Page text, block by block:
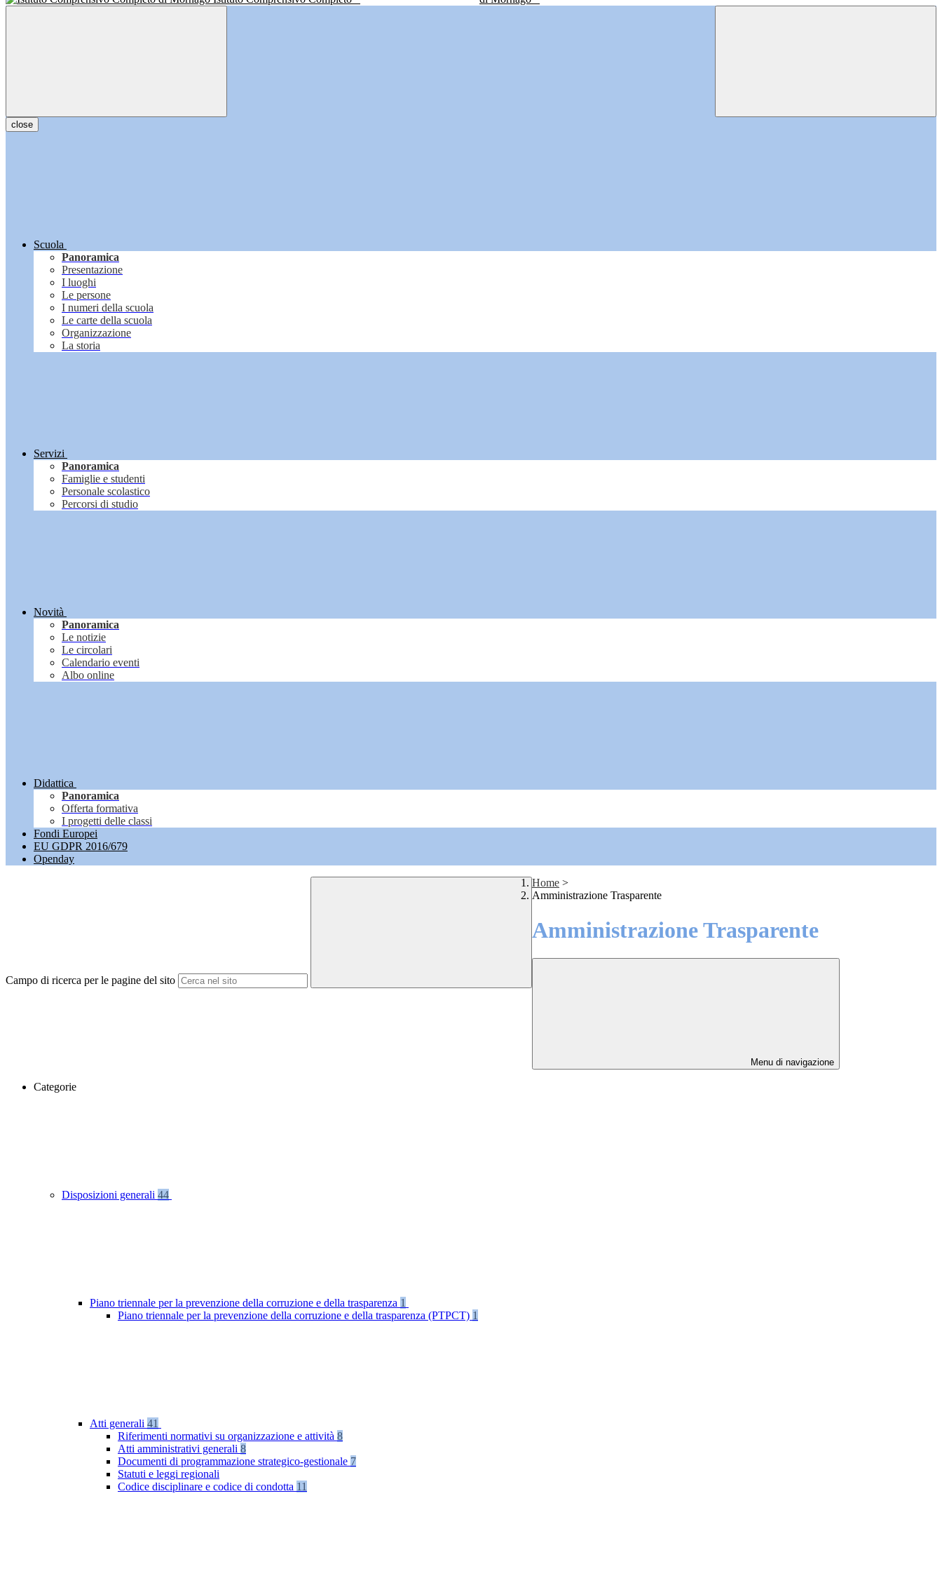
close
Scuola
Panoramica
Presentazione
I luoghi
Le persone
I numeri della scuola
Le carte della scuola
Organizzazione
La storia
Servizi
Panoramica
Famiglie e studenti
Personale scolastico
Percorsi di studio
Novità
Panoramica
Le notizie
Le circolari
Calendario eventi
Albo online
Didattica
Panoramica
Offerta formativa
I progetti delle classi
Fondi Europei
EU GDPR 2016/679
Openday
Campo di ricerca per le pagine del sito
Home >
Amministrazione Trasparente
Amministrazione Trasparente
Menu di navigazione
Categorie
Disposizioni generali 44
Piano triennale per la prevenzione della corruzione e della trasparenza 1
Piano triennale per la prevenzione della corruzione e della trasparenza (PTPCT) 1
Atti generali 41
Riferimenti normativi su organizzazione e attività 8
Atti amministrativi generali 8
Documenti di programmazione strategico-gestionale 7
Statuti e leggi regionali
Codice disciplinare e codice di condotta 11